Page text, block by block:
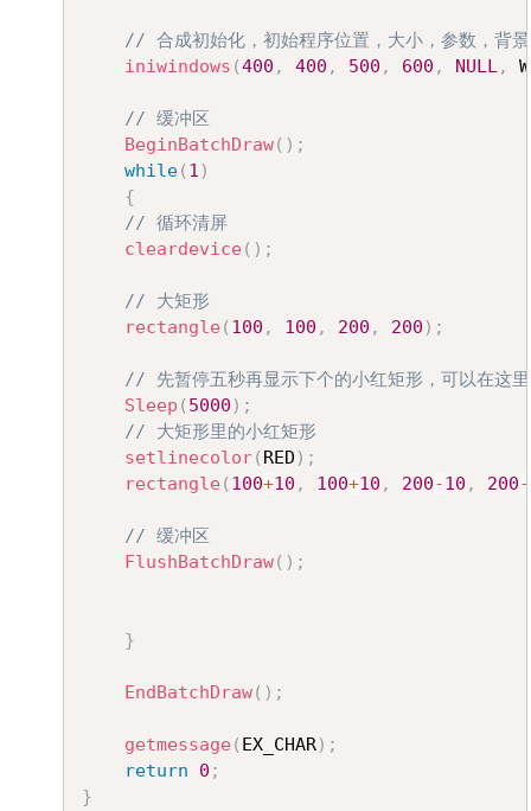
// 合成初始化，初始程序位置，大小，参数，背
iniwindows (400 , 400 , 500 , 600 , NULL,
// 缓冲区
BeginBatchDraw( ) ;
while( 1 )
{
// 循环清屏
cleardevice( ) ;
// 大矩形
rectangle( 100 , 100 , 200 , 200 ) ;
// 先暂停五秒再显示下个的小红矩形，可以在这
Sleep ( 5000 ) ;
// 大矩形里的小红矩形
setlinecolor( RED ) ;
rectangle( 100+10 , 100+10 , 200-10 , 200-
// 缓冲区
FlushBatchDraw( ) ;
}
EndBatchDraw( ) ;
getmessage( EX_CHAR) ;
return
0 ;
}